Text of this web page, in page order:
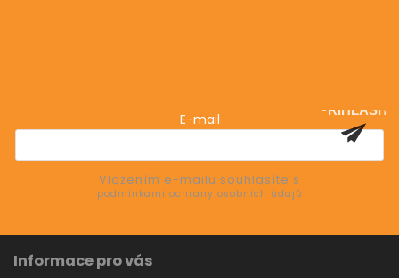
E-mail
Vložením e-mailu souhlasíte s
podmínkami ochrany osobních údajů
PŘIHLÁSIT
Informace pro vás